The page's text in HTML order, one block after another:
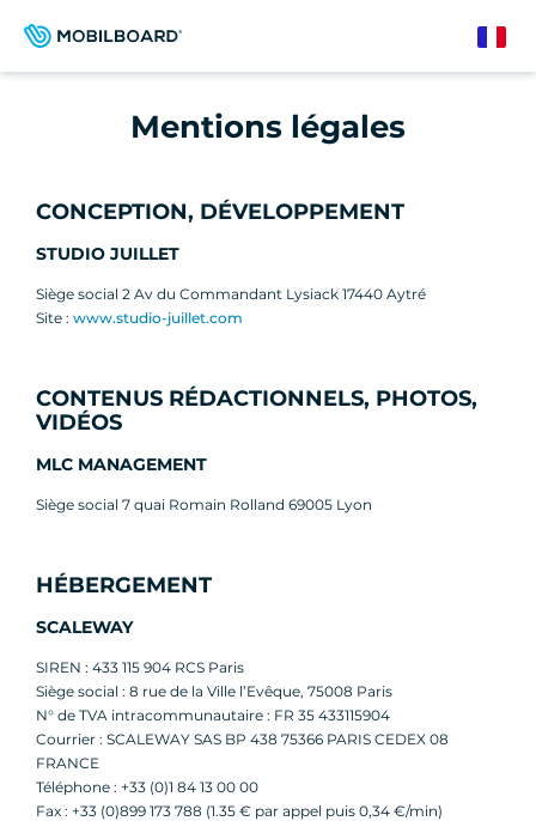
Mentions légales
CONCEPTION, DÉVELOPPEMENT
STUDIO JUILLET
Siège social 2 Av du Commandant Lysiack 17440 Aytré
Site : www.studio-juillet.com
CONTENUS RÉDACTIONNELS, PHOTOS,
VIDÉOS
MLC MANAGEMENT
Siège social 7 quai Romain Rolland 69005 Lyon
HÉBERGEMENT
SCALEWAY
SIREN : 433 115 904 RCS Paris
Siège social : 8 rue de la Ville l’Evêque, 75008 Paris
N° de TVA intracommunautaire : FR 35 433115904
Courrier : SCALEWAY SAS BP 438 75366 PARIS CEDEX 08
FRANCE
Téléphone : +33 (0)1 84 13 00 00
Fax : +33 (0)899 173 788 (1.35 € par appel puis 0,34 €/min)